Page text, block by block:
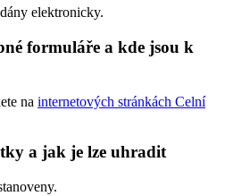
elektronicky.
formuláře a kde jsou k
na internetových stránkách Celní
a jak je lze uhradit